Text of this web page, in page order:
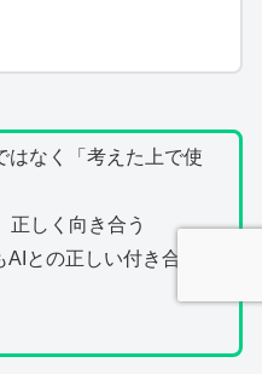
はなく「考えた上で使
正しく向き合う
との正しい付き合い方